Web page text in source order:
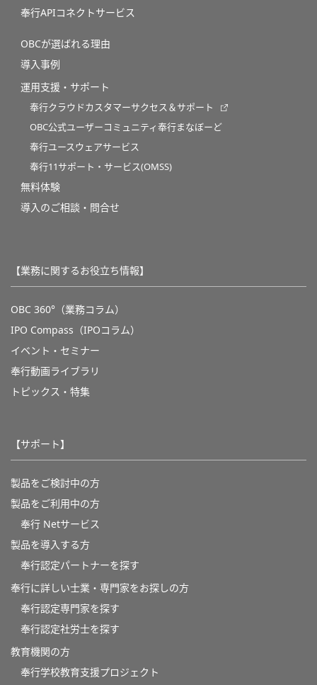
奉行APIコネクトサービス
OBCが選ばれる理由
導入事例
運用支援・サポート
奉行クラウドカスタマーサクセス＆サポート
OBC公式ユーザーコミュニティ奉行まなぼーど
奉行ユースウェアサービス
奉行11サポート・サービス(OMSS)
無料体験
導入のご相談・問合せ
【業務に関するお役立ち情報】
OBC 360°（業務コラム）
IPO Compass（IPOコラム）
イベント・セミナー
奉行動画ライブラリ
トピックス・特集
【サポート】
製品をご検討中の方
製品をご利用中の方
奉行 Netサービス
製品を導入する方
奉行認定パートナーを探す
奉行に詳しい士業・専門家をお探しの方
奉行認定専門家を探す
奉行認定社労士を探す
教育機関の方
奉⾏学校教育⽀援プロジェクト